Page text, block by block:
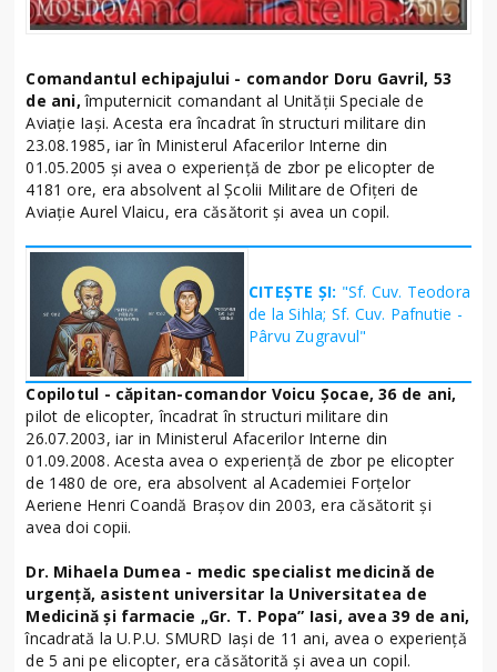
Comandantul echipajului - comandor Doru Gavril, 53
de ani, împuternicit comandant al Unității Speciale de
Aviație Iași. Acesta era încadrat în structuri militare din
23.08.1985, iar în Ministerul Afacerilor Interne din
01.05.2005 și avea o experiență de zbor pe elicopter de
4181 ore, era absolvent al Școlii Militare de Ofițeri de
Aviație Aurel Vlaicu, era căsătorit și avea un copil.
CITEȘTE ȘI: "Sf. Cuv. Teodora
de la Sihla; Sf. Cuv. Pafnutie -
Pârvu Zugravul"
Copilotul - căpitan-comandor Voicu Șocae, 36 de ani,
pilot de elicopter, încadrat în structuri militare din
26.07.2003, iar in Ministerul Afacerilor Interne din
01.09.2008. Acesta avea o experiență de zbor pe elicopter
de 1480 de ore, era absolvent al Academiei Forțelor
Aeriene Henri Coandă Brașov din 2003, era căsătorit și
avea doi copii.
Dr. Mihaela Dumea - medic specialist medicină de
urgență, asistent universitar la Universitatea de
Medicină și farmacie „Gr. T. Popa” Iasi, avea 39 de ani,
încadrată la U.P.U. SMURD Iași de 11 ani, avea o experiență
de 5 ani pe elicopter, era căsătorită și avea un copil.